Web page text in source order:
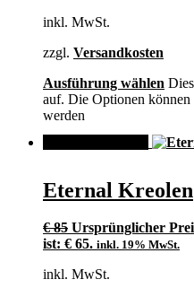
inkl. MwSt.
zzgl. Versandkosten
Ausführung wählen
auf. Die Optionen
werden
Eternal Kreolen
€85 Ursprünglicher
ist: € 65. inkl. 19% MwSt.
inkl. MwSt.